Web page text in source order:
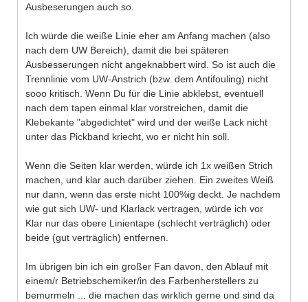
Ausbeserungen auch so.
Ich würde die weiße Linie eher am Anfang machen (also
nach dem UW Bereich), damit die bei späteren
Ausbesserungen nicht angeknabbert wird. So ist auch die
Trennlinie vom UW-Anstrich (bzw. dem Antifouling) nicht
sooo kritisch. Wenn Du für die Linie abklebst, eventuell
nach dem tapen einmal klar vorstreichen, damit die
Klebekante "abgedichtet" wird und der weiße Lack nicht
unter das Pickband kriecht, wo er nicht hin soll.
Wenn die Seiten klar werden, würde ich 1x weißen Strich
machen, und klar auch darüber ziehen. Ein zweites Weiß
nur dann, wenn das erste nicht 100%ig deckt. Je nachdem
wie gut sich UW- und Klarlack vertragen, würde ich vor
Klar nur das obere Linientape (schlecht verträglich) oder
beide (gut verträglich) entfernen.
Im übrigen bin ich ein großer Fan davon, den Ablauf mit
einem/r Betriebschemiker/in des Farbenherstellers zu
bemurmeln ... die machen das wirklich gerne und sind da